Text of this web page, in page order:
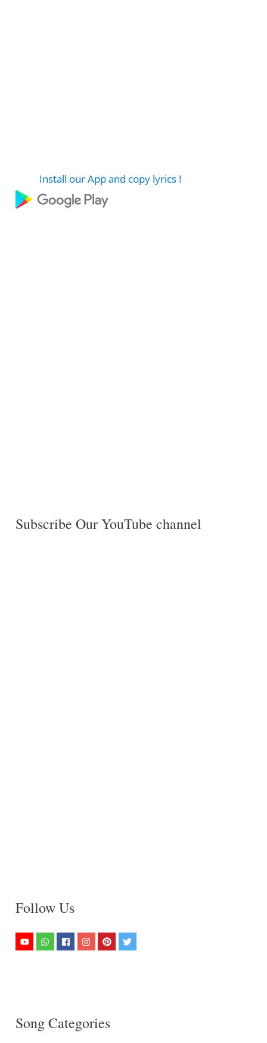
Install our App and copy lyrics !
Subscribe Our YouTube channel
Follow Us
Song Categories